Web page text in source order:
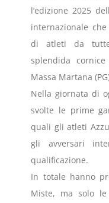
l’edizione 2025
internazionale
di atleti da
splendida
Massa Martana
Nella giornata di
svolte le prime
quali gli atleti
gli avversari
qualificazione.
In totale hanno
Miste, ma solo